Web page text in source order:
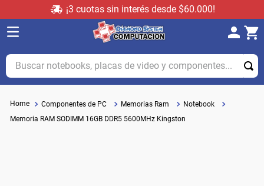
¡3 cuotas sin interés desde $60.000!
Buscar notebooks, placas de video y componentes...
Componentes de PC Memorias Ram
Notebook
Memoria RAM SODIMM 16GB DDR5 5600MHz Kingston